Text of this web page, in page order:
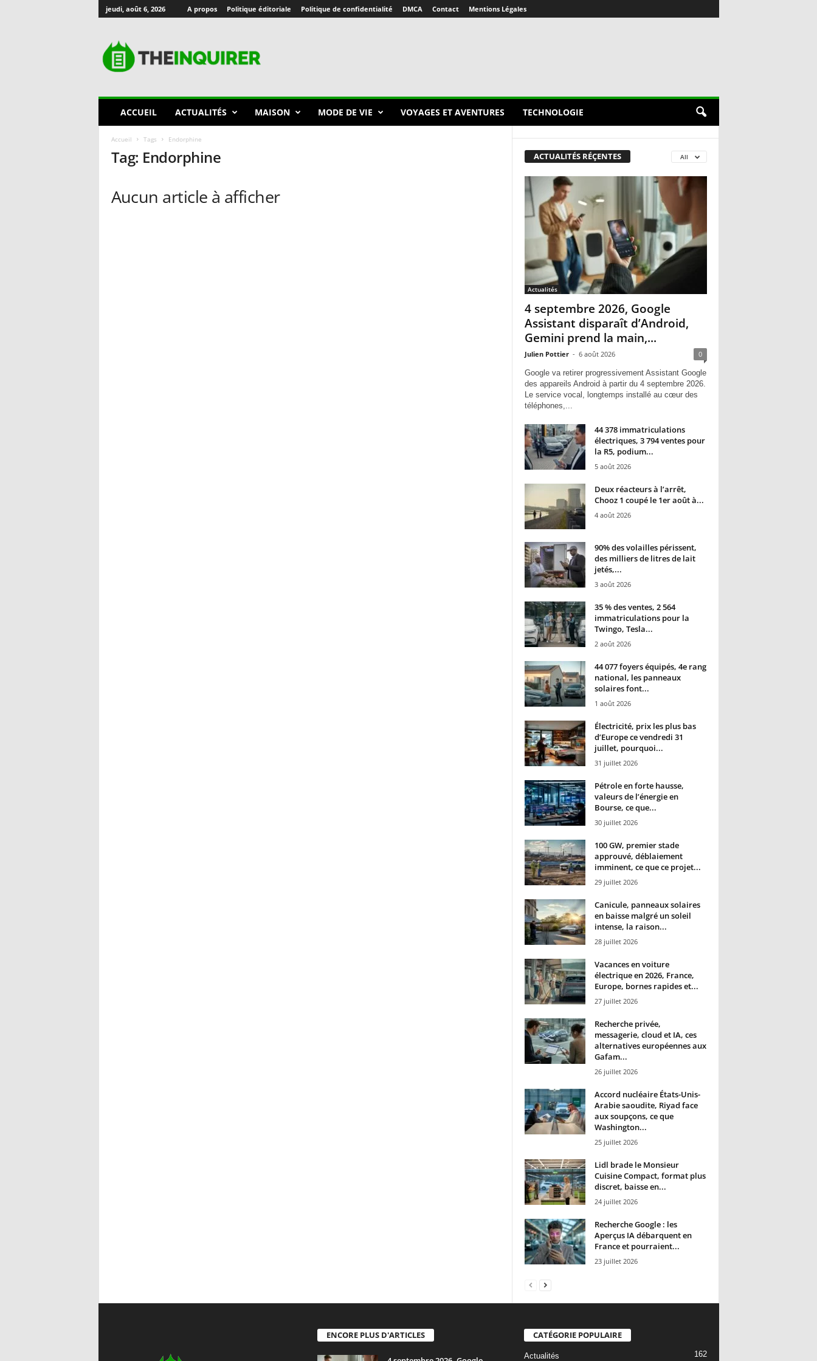
jeudi, août 6, 2026 A propos Politique éditoriale Politique de confidentialité DMCA Contact Mentions Légales
ACCUEIL ACTUALITÉS MAISON MODE DE VIE VOYAGES ET AVENTURES TECHNOLOGIE
Accueil Tags Endorphine
Tag: Endorphine
Aucun article à afficher
ACTUALITÉS RÉÇENTES All
Actualités
4 septembre 2026, Google
Assistant disparaît d’Android,
Gemini prend la main,...
Julien Pottier - 6 août 2026 0
Google va retirer progressivement Assistant Google
des appareils Android à partir du 4 septembre 2026.
Le service vocal, longtemps installé au cœur des
téléphones,...
44 378 immatriculations
électriques, 3 794 ventes pour
la R5, podium...
5 août 2026
Deux réacteurs à l’arrêt,
Chooz 1 coupé le 1er août à...
4 août 2026
90% des volailles périssent,
des milliers de litres de lait
jetés,...
3 août 2026
35 % des ventes, 2 564
immatriculations pour la
Twingo, Tesla...
2 août 2026
44 077 foyers équipés, 4e rang
national, les panneaux
solaires font...
1 août 2026
Électricité, prix les plus bas
d’Europe ce vendredi 31
juillet, pourquoi...
31 juillet 2026
Pétrole en forte hausse,
valeurs de l’énergie en
Bourse, ce que...
30 juillet 2026
100 GW, premier stade
approuvé, déblaiement
imminent, ce que ce projet...
29 juillet 2026
Canicule, panneaux solaires
en baisse malgré un soleil
intense, la raison...
28 juillet 2026
Vacances en voiture
électrique en 2026, France,
Europe, bornes rapides et...
27 juillet 2026
Recherche privée,
messagerie, cloud et IA, ces
alternatives européennes aux
Gafam...
26 juillet 2026
Accord nucléaire États-Unis-
Arabie saoudite, Riyad face
aux soupçons, ce que
Washington...
25 juillet 2026
Lidl brade le Monsieur
Cuisine Compact, format plus
discret, baisse en...
24 juillet 2026
Recherche Google : les
Aperçus IA débarquent en
France et pourraient...
23 juillet 2026
ENCORE PLUS D'ARTICLES CATÉGORIE POPULAIRE
Actualités 162